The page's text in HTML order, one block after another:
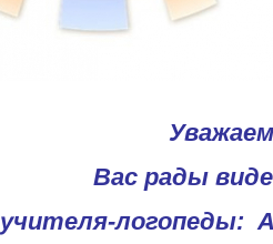
Вас рады
учителя-логопеды: